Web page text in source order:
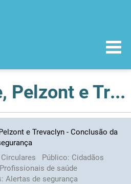
Tredaptive, Pelzont e Trevaclyn - Conclusão da revisão de segurança
e Trevaclyn - Conclusão da
Circulares Público: Cidadãos
Profissionais de saúde
Alertas de segurança